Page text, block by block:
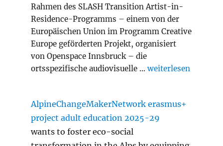
Rahmen des SLASH Transition Artist-in-
Residence-Programms – einem von der
Europäischen Union im Programm Creative
Europe geförderten Projekt, organisiert
von Openspace Innsbruck – die
ortsspezifische audiovisuelle …„Slash Transition
weiterlesen
AlpineChangeMakerNetwork erasmus+
project adult education 2025-29
wants to foster eco-social